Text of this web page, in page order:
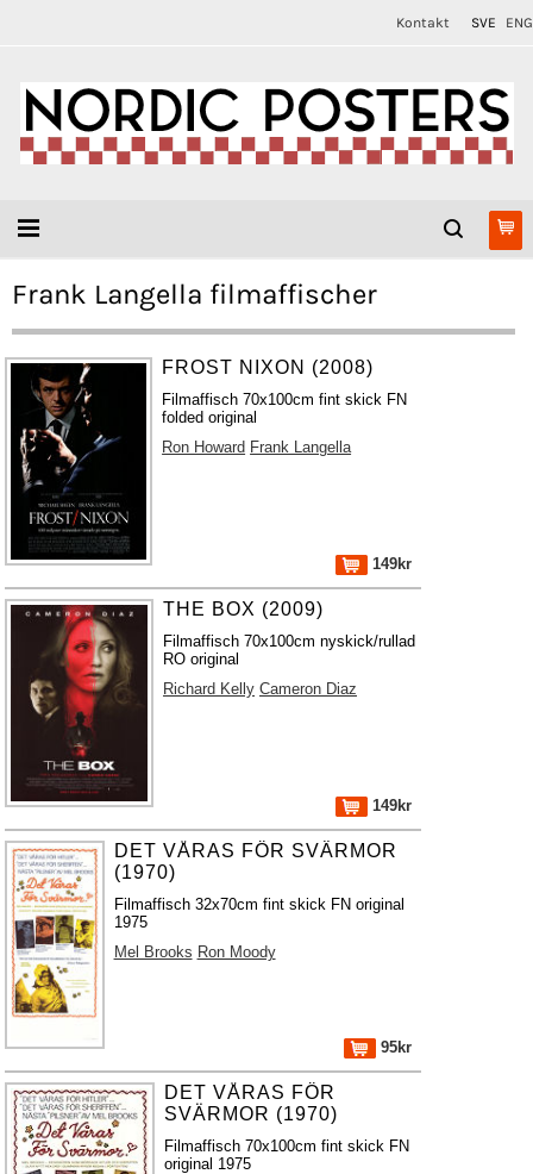
Kontakt SVE ENG
Frank Langella filmaffischer
FROST NIXON (2008)
Filmaffisch 70x100cm fint skick FN
folded original
Ron Howard Frank Langella
149kr
THE BOX (2009)
Filmaffisch 70x100cm nyskick/rullad
RO original
Richard Kelly Cameron Diaz
149kr
DET VÅRAS FÖR SVÄRMOR
(1970)
Filmaffisch 32x70cm fint skick FN original
1975
Mel Brooks Ron Moody
95kr
DET VÅRAS FÖR
SVÄRMOR (1970)
Filmaffisch 70x100cm fint skick FN
original 1975